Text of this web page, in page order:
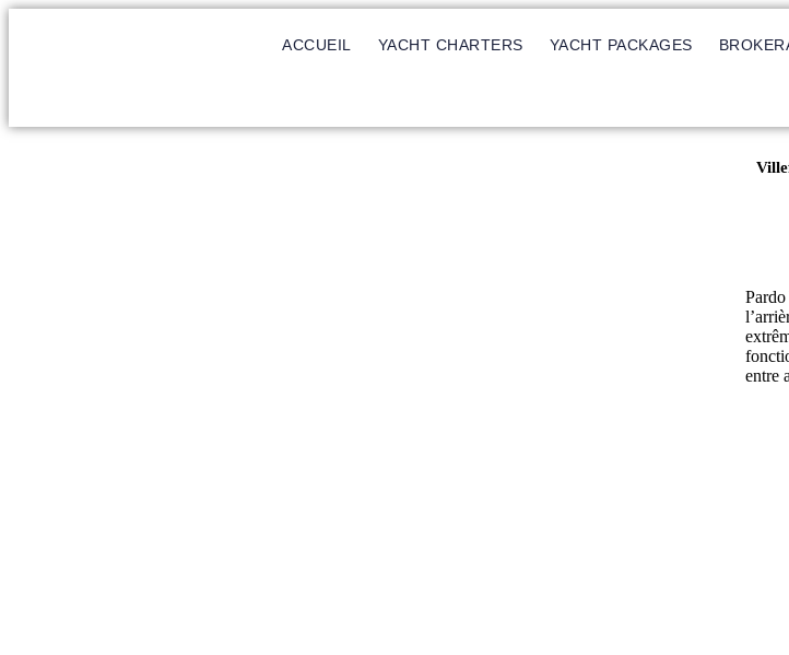
ACCUEIL YACHT CHARTERS YACHT PACKAGES
entre